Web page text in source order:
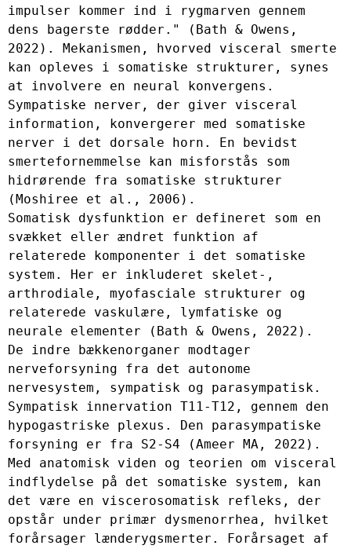
impulser kommer ind i rygmarven gennem
dens bagerste rødder." (Bath & Owens,
2022). Mekanismen, hvorved visceral smerte
kan opleves i somatiske strukturer, synes
at involvere en neural konvergens.
Sympatiske nerver, der giver visceral
information, konvergerer med somatiske
nerver i det dorsale horn. En bevidst
smertefornemmelse kan misforstås som
hidrørende fra somatiske strukturer
(Moshiree et al., 2006).
Somatisk dysfunktion er defineret som en
svækket eller ændret funktion af
relaterede komponenter i det somatiske
system. Her er inkluderet skelet-,
arthrodiale, myofasciale strukturer og
relaterede vaskulære, lymfatiske og
neurale elementer (Bath & Owens, 2022).
De indre bækkenorganer modtager
nerveforsyning fra det autonome
nervesystem, sympatisk og parasympatisk.
Sympatisk innervation T11-T12, gennem den
hypogastriske plexus. Den parasympatiske
forsyning er fra S2-S4 (Ameer MA, 2022).
Med anatomisk viden og teorien om visceral
indflydelse på det somatiske system, kan
det være en viscerosomatisk refleks, der
opstår under primær dysmenorrhea, hvilket
forårsager lænderygsmerter. Forårsaget af